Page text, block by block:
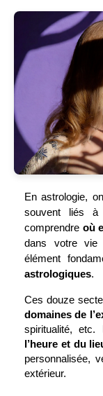
En astrologie,
souvent liés à
comprendre où
dans votre vie
élément
astrologiques.
Ces douze
domaines de
spiritualité, etc.
l’heure et du
personnalisée,
extérieur.